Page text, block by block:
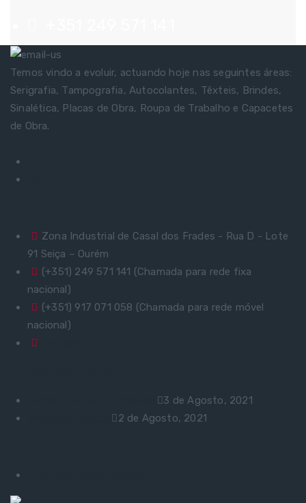
Temos vindo a evoluir, actuando hoje nas seguintes áreas:
Serigrafia, Tampografia, Autocolantes, Têxteis, Brindes,
Sinalética, Placas de Obra, Roupa de Trabalho e Capacetes
de Obra.
Zona Industrial de Casal dos Frades - Rua D - Lote
91 Seiça – Ourém
(+351) 249 571 141 (Chamada para rede fixa
nacional)
(+351) 917 071 058 (Chamada para rede móvel
nacional)
3 de Agosto, 2021
2 de Agosto, 2021